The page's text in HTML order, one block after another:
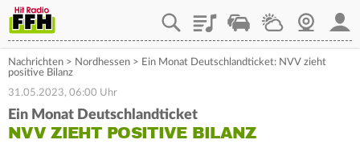
PlaylistStaupilotWetterWebcam
Nachrichten > Nordhessen > Ein Monat Deutschlandticket: NVV zieht
positive Bilanz
31.05.2023, 06:00 Uhr
Ein Monat Deutschlandticket
NVV ZIEHT POSITIVE BILANZ